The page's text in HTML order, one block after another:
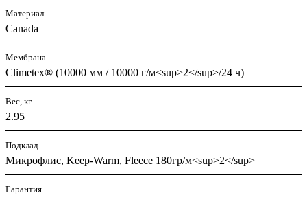
Материал
Canada
Мембрана
Climetex® (10000 мм / 10000 г/м<sup>2</sup>/24 ч)
Вес, кг
2.95
Подклад
Микрофлис, Keep-Warm, Fleece 180гр/м<sup>2</sup>
Гарантия